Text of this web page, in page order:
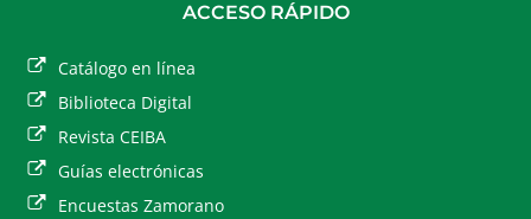
ACCESO RÁPIDO
Catálogo en línea
Biblioteca Digital
Revista CEIBA
Guías electrónicas
Encuestas Zamorano